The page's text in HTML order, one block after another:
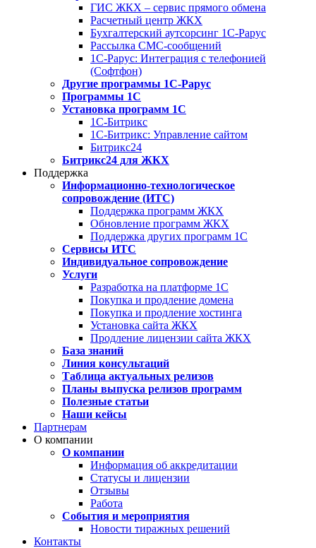
ГИС ЖКХ – сервис прямого обмена
Расчетный центр ЖКХ
Бухгалтерский аутсорсинг 1С-Рарус
Рассылка СМС-сообщений
1С-Рарус: Интеграция с телефонией
(Софтфон)
Другие программы 1С-Рарус
Программы 1С
Установка программ 1С
1С-Битрикс
1С-Битрикс: Управление сайтом
Битрикс24
Битрикс24 для ЖКХ
Поддержка
Информационно-технологическое
сопровождение (ИТС)
Поддержка программ ЖКХ
Обновление программ ЖКХ
Поддержка других программ 1С
Сервисы ИТС
Индивидуальное сопровождение
Услуги
Разработка на платформе 1С
Покупка и продление домена
Покупка и продление хостинга
Установка сайта ЖКХ
Продление лицензии сайта ЖКХ
База знаний
Линия консультаций
Таблица актуальных релизов
Планы выпуска релизов программ
Полезные статьи
Наши кейсы
Партнерам
О компании
О компании
Информация об аккредитации
Статусы и лицензии
Отзывы
Работа
События и мероприятия
Новости тиражных решений
Контакты